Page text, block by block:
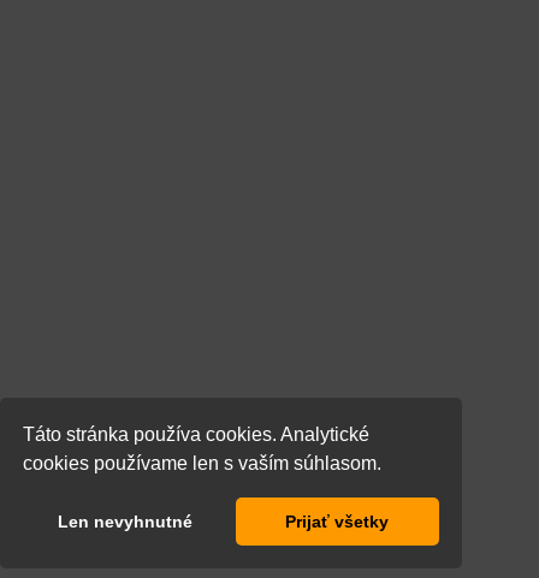
Táto stránka používa cookies. Analytické
cookies používame len s vaším súhlasom.
Len nevyhnutné Prijať všetky